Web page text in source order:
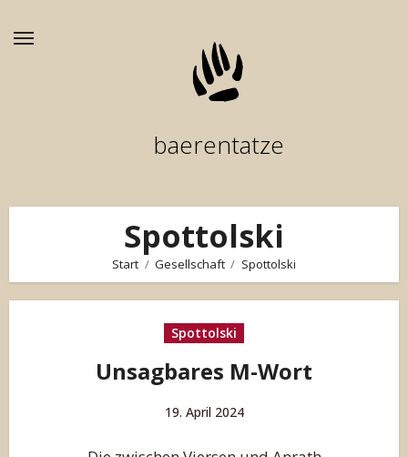
Inhalt
baerentatze
Spottolski
Start Gesellschaft Spottolski
Spottolski
Unsagbares M-Wort
19. April 2024